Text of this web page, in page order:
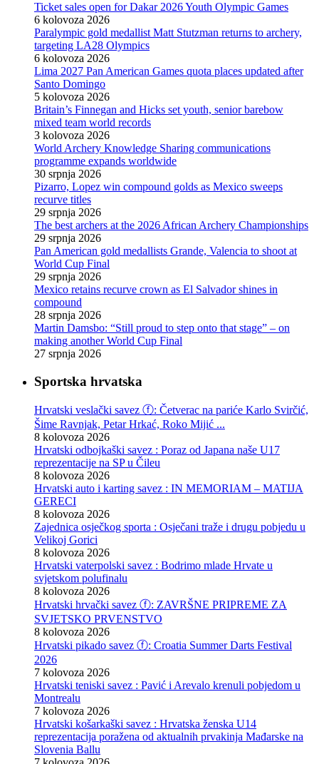
Ticket sales open for Dakar 2026 Youth Olympic Games
6 kolovoza 2026
Paralympic gold medallist Matt Stutzman returns to archery,
targeting LA28 Olympics
6 kolovoza 2026
Lima 2027 Pan American Games quota places updated after
Santo Domingo
5 kolovoza 2026
Britain’s Finnegan and Hicks set youth, senior barebow
mixed team world records
3 kolovoza 2026
World Archery Knowledge Sharing communications
programme expands worldwide
30 srpnja 2026
Pizarro, Lopez win compound golds as Mexico sweeps
recurve titles
29 srpnja 2026
The best archers at the 2026 African Archery Championships
29 srpnja 2026
Pan American gold medallists Grande, Valencia to shoot at
World Cup Final
29 srpnja 2026
Mexico retains recurve crown as El Salvador shines in
compound
28 srpnja 2026
Martin Damsbo: “Still proud to step onto that stage” – on
making another World Cup Final
27 srpnja 2026
Sportska hrvatska
Hrvatski veslački savez ⓕ: Četverac na pariće Karlo Svirčić,
Šime Ravnjak, Petar Hrkać, Roko Mijić ...
8 kolovoza 2026
Hrvatski odbojkaški savez : Poraz od Japana naše U17
reprezentacije na SP u Čileu
8 kolovoza 2026
Hrvatski auto i karting savez : IN MEMORIAM – MATIJA
GERECI
8 kolovoza 2026
Zajednica osječkog sporta : Osječani traže i drugu pobjedu u
Velikoj Gorici
8 kolovoza 2026
Hrvatski vaterpolski savez : Bodrimo mlade Hrvate u
svjetskom polufinalu
8 kolovoza 2026
Hrvatski hrvački savez ⓕ: ZAVRŠNE PRIPREME ZA
SVJETSKO PRVENSTVO
8 kolovoza 2026
Hrvatski pikado savez ⓕ: Croatia Summer Darts Festival
2026
7 kolovoza 2026
Hrvatski teniski savez : Pavić i Arevalo krenuli pobjedom u
Montrealu
7 kolovoza 2026
Hrvatski košarkaški savez : Hrvatska ženska U14
reprezentacija poražena od aktualnih prvakinja Mađarske na
Slovenia Ballu